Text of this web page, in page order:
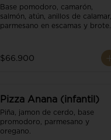
Base pomodoro, camarón,
salmón, atún, anillos de calamar,
parmesano en escamas y brotes
$66.900
Pizza Anana (infantil)
Piña, jamon de cerdo, base
promodoro, parmesano y
oregano.